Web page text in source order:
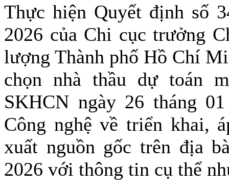
Thực hiện Quyết định số
2026 của Chi cục trưởng
lượng Thành phố Hồ Chí
chọn nhà thầu dự toán
SKHCN ngày 26 tháng
Công nghệ về triển khai,
xuất nguồn gốc trên địa
2026 với thông tin cụ thể